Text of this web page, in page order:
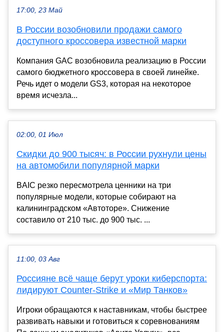
17:00, 23 Май
В России возобновили продажи самого
доступного кроссовера известной марки
Компания GAC возобновила реализацию в России
самого бюджетного кроссовера в своей линейке.
Речь идет о модели GS3, которая на некоторое
время исчезла...
02:00, 01 Июл
Скидки до 900 тысяч: в России рухнули цены
на автомобили популярной марки
BAIC резко пересмотрела ценники на три
популярные модели, которые собирают на
калининградском «Автоторе». Снижение
составило от 210 тыс. до 900 тыс. ...
11:00, 03 Авг
Россияне всё чаще берут уроки киберспорта:
лидируют Counter-Strike и «Мир Танков»
Игроки обращаются к наставникам, чтобы быстрее
развивать навыки и готовиться к соревнованиям